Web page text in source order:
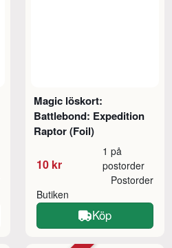
Magic löskort:
Battlebond: Expedition
Raptor (Foil)
10 kr
1 på
postorder
Butiken
Postorder
Köp